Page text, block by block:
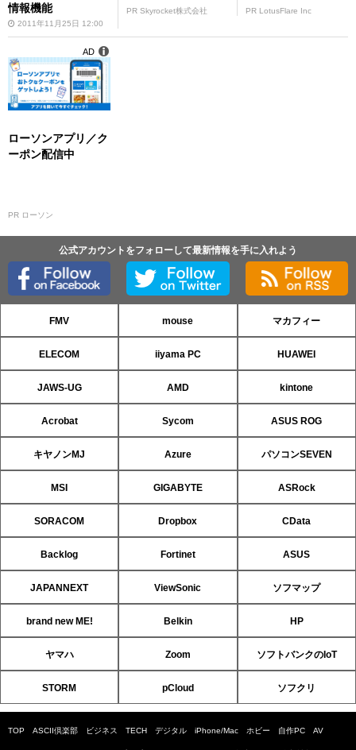
情報機能
2011年11月25日 12:00
PR Skyrocket株式会社 PR LotusFlare Inc
ローソンアプリ／ク
ーポン配信中
PR ローソン
AD
公式アカウントをフォローして最新情報を手に入れよう
FMV mouse マカフィー
ELECOM iiyama PC HUAWEI
JAWS-UG AMD kintone
Acrobat Sycom ASUS ROG
キヤノンMJ Azure パソコンSEVEN
MSI GIGABYTE ASRock
SORACOM Dropbox CData
Backlog Fortinet ASUS
JAPANNEXT ViewSonic ソフマップ
brand new ME! Belkin HP
ヤマハ Zoom ソフトバンクのIoT
STORM pCloud ソフクリ
TOP ASCII倶楽部 ビジネス TECH デジタル iPhone/Mac ホビー 自作PC AV